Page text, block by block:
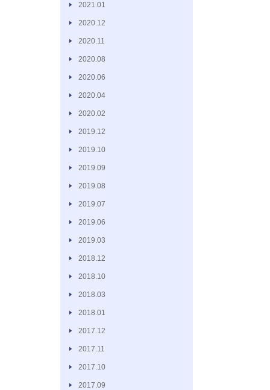
2021.01
2020.12
2020.11
2020.08
2020.06
2020.04
2020.02
2019.12
2019.10
2019.09
2019.08
2019.07
2019.06
2019.03
2018.12
2018.10
2018.03
2018.01
2017.12
2017.11
2017.10
2017.09